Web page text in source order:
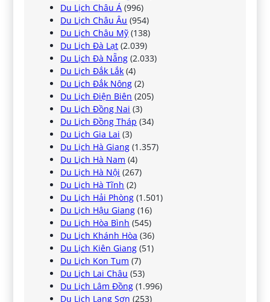
Du Lịch Châu Á (996)
Du Lịch Châu Âu (954)
Du Lịch Châu Mỹ (138)
Du Lịch Đà Lạt (2.039)
Du Lịch Đà Nẵng (2.033)
Du Lịch Đắk Lắk (4)
Du Lịch Đắk Nông (2)
Du Lịch Điện Biên (205)
Du Lịch Đồng Nai (3)
Du Lịch Đồng Tháp (34)
Du Lịch Gia Lai (3)
Du Lịch Hà Giang (1.357)
Du Lịch Hà Nam (4)
Du Lịch Hà Nội (267)
Du Lịch Hà Tĩnh (2)
Du Lịch Hải Phòng (1.501)
Du Lịch Hậu Giang (16)
Du Lịch Hòa Bình (545)
Du Lịch Khánh Hòa (36)
Du Lịch Kiên Giang (51)
Du Lịch Kon Tum (7)
Du Lịch Lai Châu (53)
Du Lịch Lâm Đồng (1.996)
Du Lịch Lạng Sơn (253)